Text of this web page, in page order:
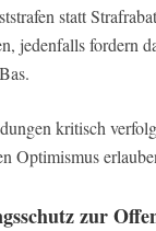
statt
jedenfalls fordern
kritisch
Optimismus
zur